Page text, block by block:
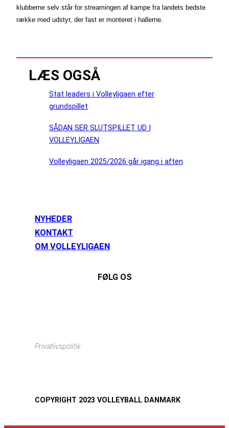
klubberne selv står for streamingen af kampe fra landets bedste
række med udstyr, der fast er monteret i hallerne.
LÆS OGSÅ
Stat leaders i Volleyligaen efter
grundspillet
SÅDAN SER SLUTSPILLET UD I
VOLLEYLIGAEN
Volleyligaen 2025/2026 går igang i aften
NYHEDER
KONTAKT
OM VOLLEYLIGAEN
FØLG OS
Privatlivspolitik
COPYRIGHT 2023 VOLLEYBALL DANMARK